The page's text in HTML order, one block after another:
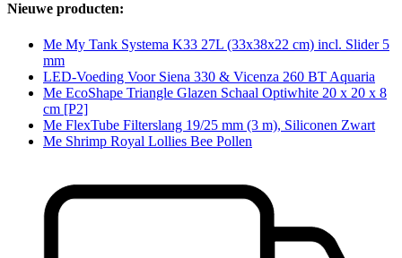
Nieuwe producten:
Me My Tank Systema K33 27L (33x38x22 cm) incl. Slider 5
mm
LED-Voeding Voor Siena 330 & Vicenza 260 BT Aquaria
Me EcoShape Triangle Glazen Schaal Optiwhite 20 x 20 x 8
cm [P2]
Me FlexTube Filterslang 19/25 mm (3 m), Siliconen Zwart
Me Shrimp Royal Lollies Bee Pollen